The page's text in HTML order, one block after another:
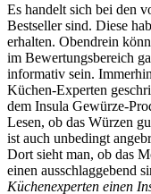
Es handelt sich bei den
Bestseller sind. Diese
erhalten. Obendrein
im Bewertungsbereich
informativ sein.
Küchen-Experten
dem Insula Gewürze-
Lesen, ob das Würzen
ist auch unbedingt
Dort sieht man, ob das
einen ausschlaggebend
Küchenexperten einen